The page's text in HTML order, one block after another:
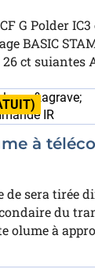
G Polder
BASIC
26 ct suiantes
à
de sera tirée
du
olume à